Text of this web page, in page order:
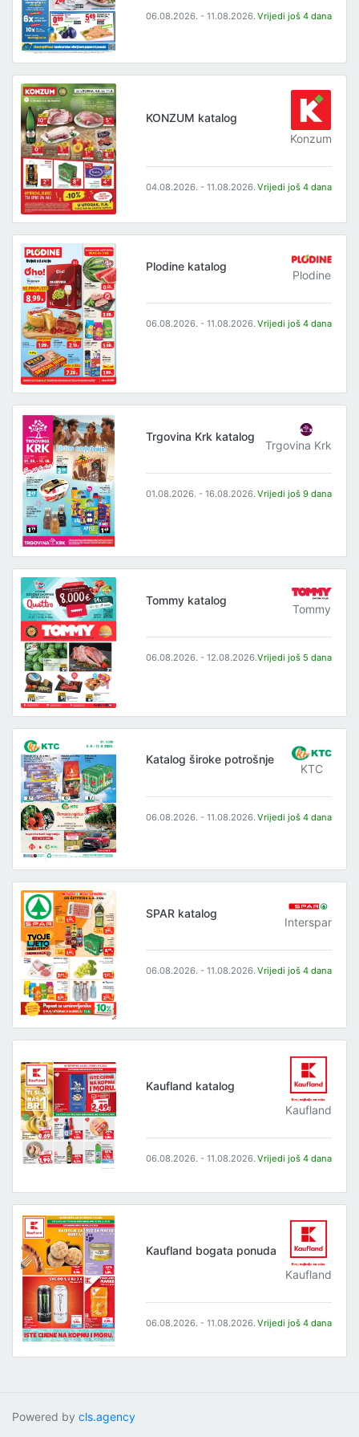
06.08.2026. - 11.08.2026. Vrijedi još 4 dana
KONZUM katalog
Konzum
04.08.2026. - 11.08.2026. Vrijedi još 4 dana
Plodine katalog
Plodine
06.08.2026. - 11.08.2026. Vrijedi još 4 dana
Trgovina Krk katalog
Trgovina Krk
01.08.2026. - 16.08.2026. Vrijedi još 9 dana
Tommy katalog
Tommy
06.08.2026. - 12.08.2026.Vrijedi još 5 dana
Katalog široke potrošnje
KTC
06.08.2026. - 11.08.2026. Vrijedi još 4 dana
SPAR katalog
Interspar
06.08.2026. - 11.08.2026. Vrijedi još 4 dana
Kaufland katalog
Kaufland
06.08.2026. - 11.08.2026. Vrijedi još 4 dana
Kaufland bogata ponuda
Kaufland
06.08.2026. - 11.08.2026. Vrijedi još 4 dana
Powered by cls.agency